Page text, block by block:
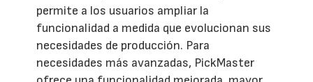
permite a los usuarios ampliar la
funcionalidad a medida que evolucionan sus
necesidades de producción. Para
necesidades más avanzadas, PickMaster